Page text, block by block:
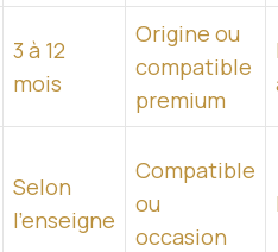
3 à 12
mois
Origine ou
compatible
premium
Selon
l’enseigne
Compatible
ou
occasion